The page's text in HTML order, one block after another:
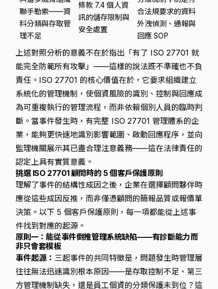
聯手勒索——資
料分類與存取管
理不足
條款 7.4 個人資
訊的儲存限制與
安全處置
合法規要求的資料
外洩偵測、通報與
回應 SOP
上述對照分析的意義不在於指出「有了 ISO 27701 就
能完全防範所有攻擊」——這樣的說法既不準確也不負
責任。ISO 27701 的核心價值在於，它要求組織建立
系統化的管理機制，使個資風險的識別、控制與回應成
為可重複執行的管理流程，而非依賴個別人員的臨時判
斷。當事件發生時，有完整 ISO 27701 管理體系的企
業，能夠更快速地識別影響範圍、啟動回應程序，並向
監理機關展示其已盡合理注意義務——這在法律責任的
認定上具有實質意義。
挑選 ISO 27701 顧問時的 5 個客戶保護原則
理解了事件的結構性成因之後，企業在選擇顧問夥伴時
應從這些成因反推，而非僅憑顧問的簡報品質或報價單
決策。以下 5 個客戶保護原則，每一項都能從上述事
件找到對應的起源。
原則一：能從事件倒推管理系統缺陷——有診斷能力而
非只會套模板
事件起源： 三起事件的共同特徵是，問題發生時管理層
往往無法迅速識別根本原因——是存取控制不足、第三
方管理機制缺失，還是員工個資的分類保護未到位？這